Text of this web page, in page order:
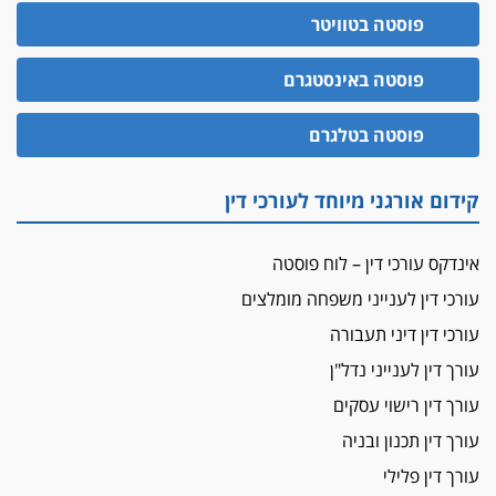
הדין למשמעת
האופנוע חזר הביתה
עו"ד גיל פרידמן והרפתקאות אופנוע השטח שלו
הזכות לטנף
זוכה עורך-דין שהשווה את ברק לסינוואר ואת
מאסר לעורך הדין
פיקטיביות בשם פלסטינים
על המידתיות
ביה"ד המשמעתי ביטל השעיה לצמיתות של
עורכת-דין שהביעה שמחה ב-7 באוקטובר
אשם
עו"ד הלל בבייב הורשע בהונאת עשרות לקוחות,
ההסדר: 7-9 שנות מאסר
דין ומקרקעין
פוסטה בטוויטר
פוסטה באינסטגרם
פוסטה בטלגרם
קידום אורגני מיוחד לעורכי דין
אינדקס עורכי דין – לוח פוסטה
עורכי דין לענייני משפחה מומלצים
עורכי דין דיני תעבורה
עורך דין לענייני נדל"ן
עורך דין רישוי עסקים
עורך דין תכנון ובניה
עורך דין פלילי